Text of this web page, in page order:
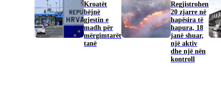
Kroatët
bëjnë
gjestin e
madh për
mërgimtarët
tanë
Regjistrohen
20 zjarre në
hapësira të
hapura, 18
janë shuar,
një aktiv
dhe një nën
kontroll